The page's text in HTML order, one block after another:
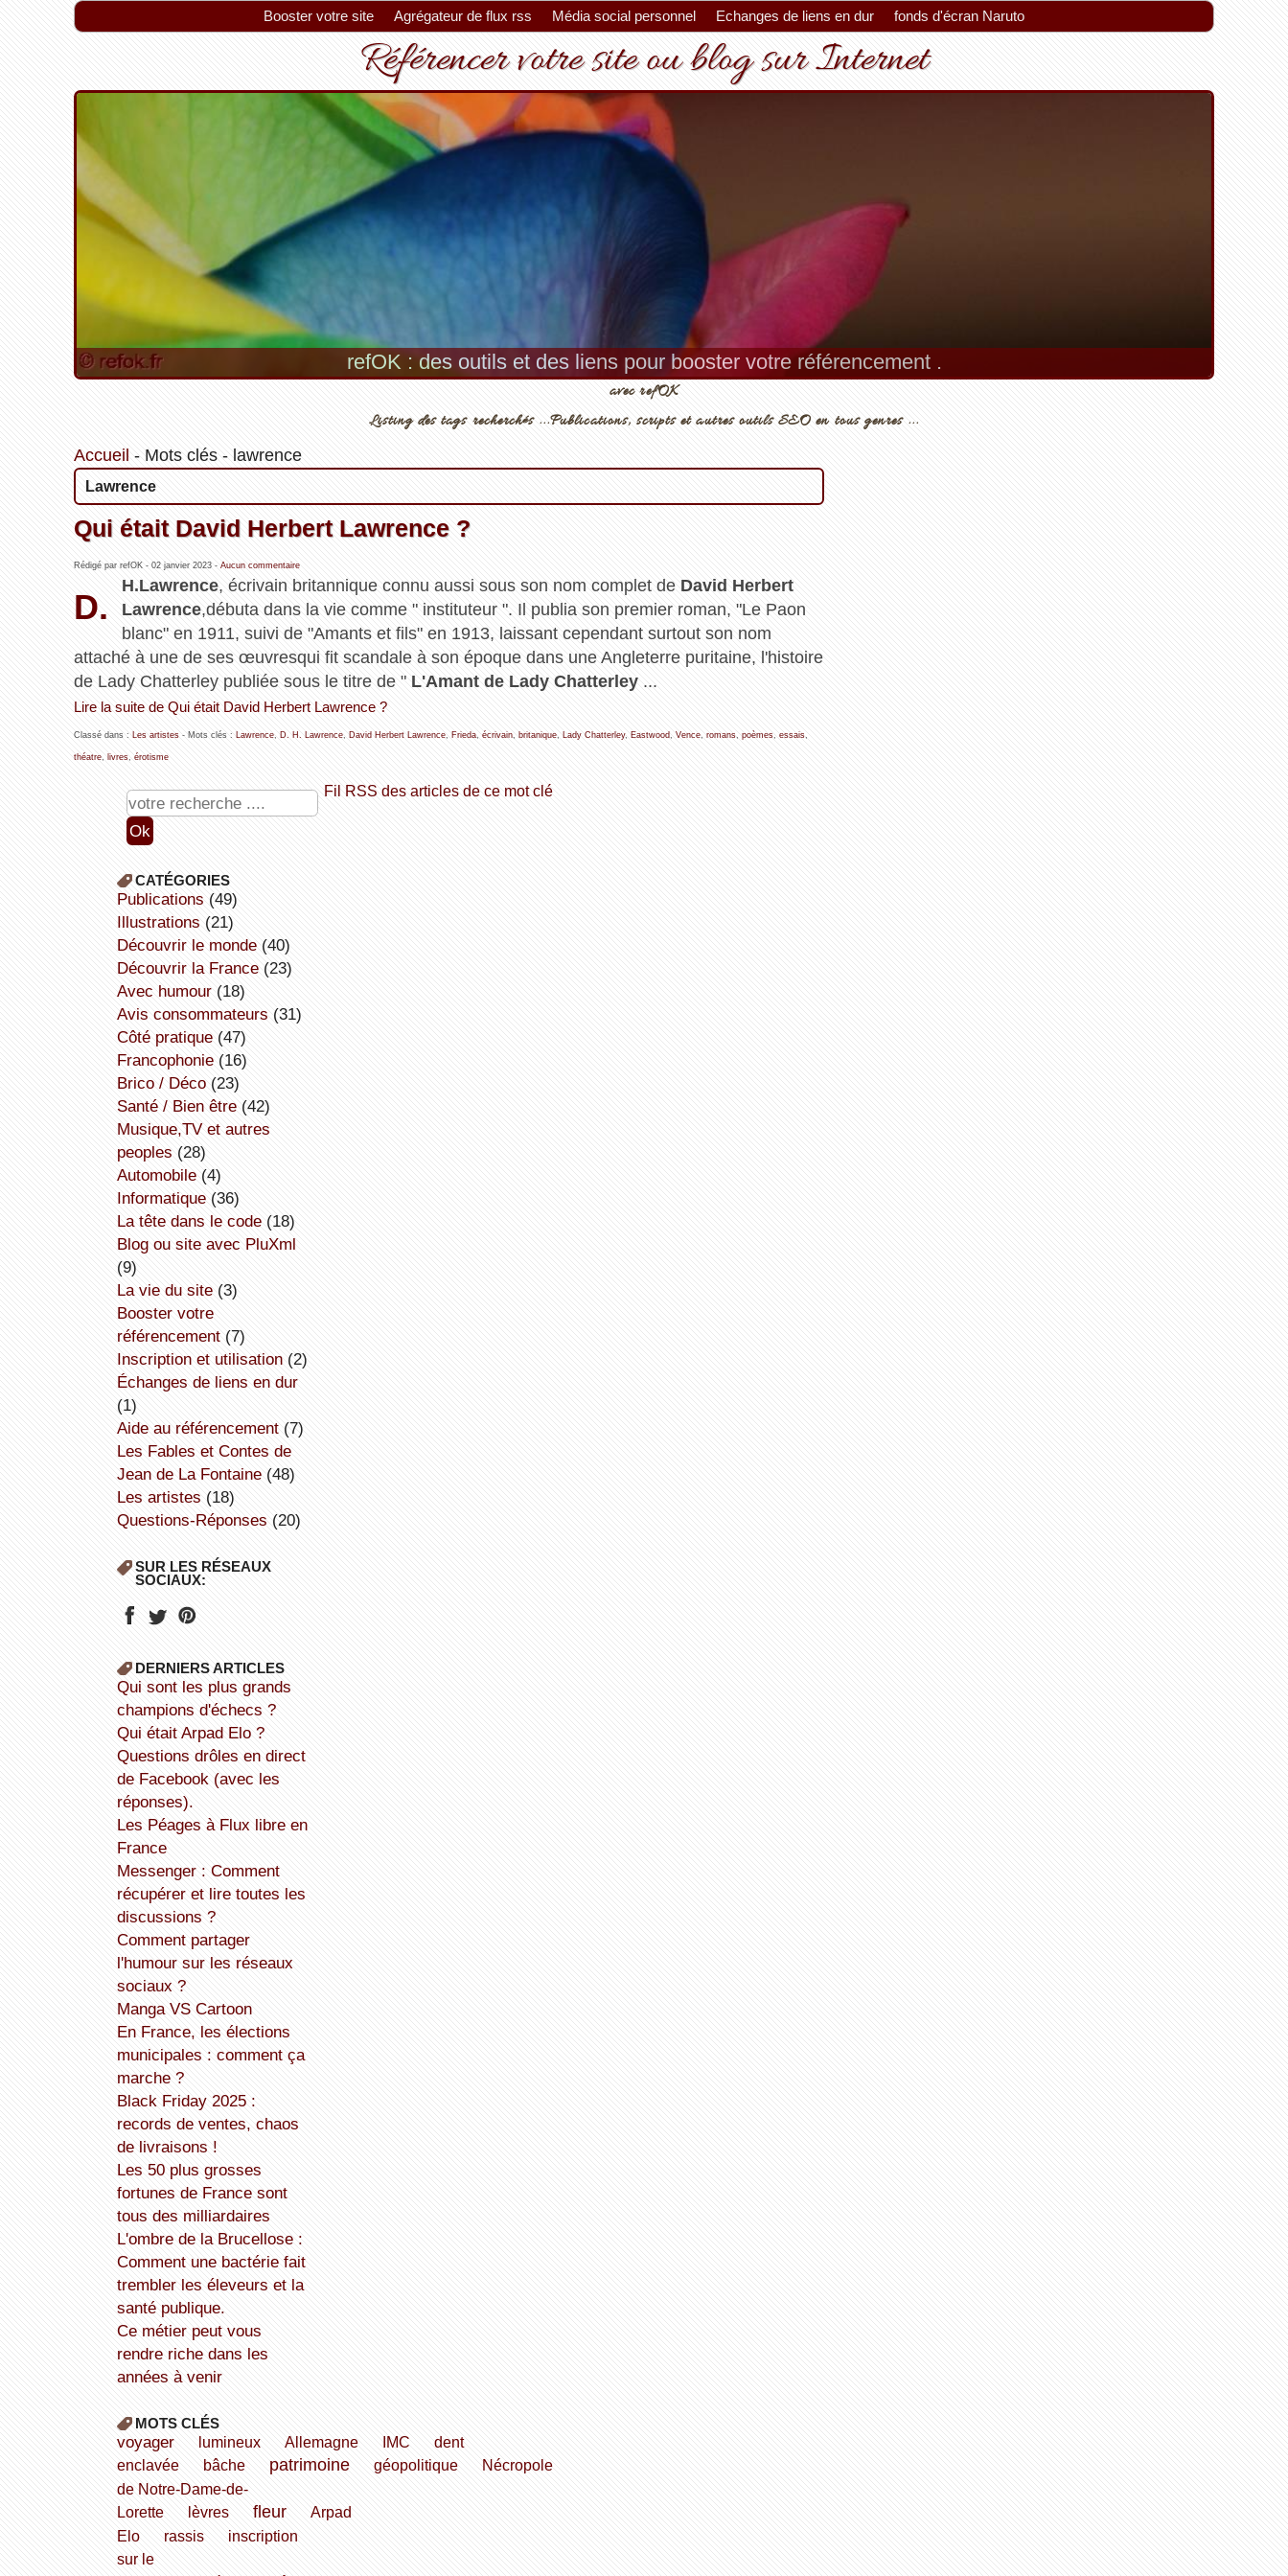
Booster votre site Agrégateur de flux rss Média social personnel Echanges de liens en dur fonds d'écran Naruto
Référencer votre site ou blog sur Internet
refOK : des outils et des liens pour booster votre référencement .
avec refOK
Listing des tags recherchés ...Publications, scripts et autres outils SEO en tous genres ...
Accueil - Mots clés- lawrence
Lawrence
Qui était David Herbert Lawrence ?
Rédigé par refOK - 02 janvier 2023- Aucun commentaire
D.
H.Lawrence, écrivain britannique connu aussi sous son nom complet de David Herbert
Lawrence,débuta dans la vie comme " instituteur ". Il publia son premier roman, "Le Paon
blanc" en 1911, suivi de "Amants et fils" en 1913, laissant cependant surtout son nom
attaché à une de ses œuvresqui fit scandale à son époque dans une Angleterre puritaine, l'histoire
de Lady Chatterley publiée sous le titre de " L'Amant de Lady Chatterley...
Lire la suite de Qui était David Herbert Lawrence ?
Classé dans : Les artistes- Mots clés : Lawrence, D. H. Lawrence, David Herbert Lawrence, Frieda, écrivain, britanique, Lady Chatterley, Eastwood, Vence, romans, poèmes, essais,
théatre, livres, érotisme
Fil RSS des articles de ce mot clé
CATÉGORIES
publications (49)
illustrations (21)
découvrir le monde(40)
découvrir la France(23)
avec humour(18)
avis consommateurs (31)
côté pratique(47)
Francophonie(16)
Brico / Déco(23)
Santé / Bien être(42)
Musique,TV et autres
peoples (28)
Automobile(4)
informatique(36)
la tête dans le code(18)
Blog ou site avec PluXml
(9)
la vie du site(3)
booster votre
référencement(7)
inscription et utilisation(2)
échanges de liens en dur
(1)
aide au référencement(7)
Les Fables et Contes de
Jean de La Fontaine(48)
Les artistes (18)
Questions-Réponses (20)
SUR LES RÉSEAUX
SOCIAUX:
DERNIERS ARTICLES
Qui sont les plus grands
champions d'échecs ?
Qui était Arpad Elo ?
Questions drôles en direct
de Facebook (avec les
réponses).
Les Péages à Flux libre en
France
Messenger : Comment
récupérer et lire toutes les
discussions ?
Comment partager
l'humour sur les réseaux
sociaux ?
Manga VS Cartoon
En France, les élections
municipales : comment ça
marche ?
Black Friday 2025 :
records de ventes, chaos
de livraisons !
Les 50 plus grosses
fortunes de France sont
tous des milliardaires
L'ombre de la Brucellose :
Comment une bactérie fait
trembler les éleveurs et la
santé publique.
Ce métier peut vous
rendre riche dans les
années à venir
MOTS CLÉS
voyager lumineux Allemagne IMC
dent
enclavée
bâche patrimoine géopolitique
Nécropole
de Notre-Dame-de-
Lorette
lèvres fleur
Arpad
Elo
rassis
inscription
sur le